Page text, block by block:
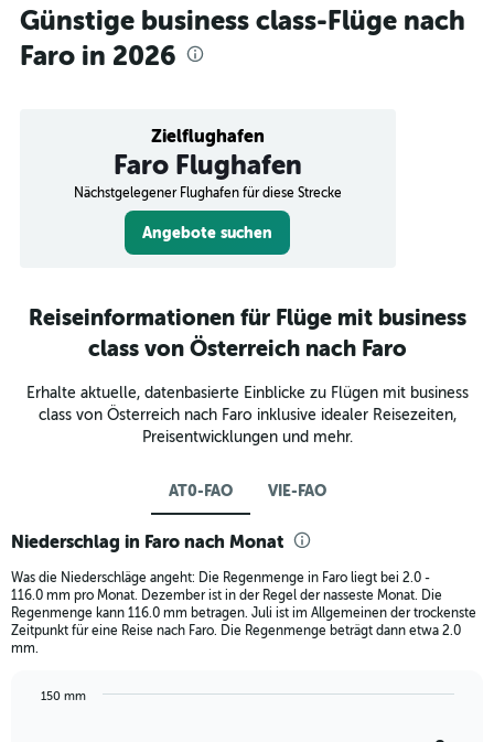
Günstige business class-Flüge nach
Faro in 2026
Zielflughafen
Faro Flughafen
Nächstgelegener Flughafen für diese Strecke
Angebote suchen
Reiseinformationen für Flüge mit business
class von Österreich nach Faro
Erhalte aktuelle, datenbasierte Einblicke zu Flügen mit business
class von Österreich nach Faro inklusive idealer Reisezeiten,
Preisentwicklungen und mehr.
AT0-FAO VIE-FAO
Niederschlag in Faro nach Monat
Was die Niederschläge angeht: Die Regenmenge in Faro liegt bei 2.0 -
116.0 mm pro Monat. Dezember ist in der Regel der nasseste Monat. Die
Regenmenge kann 116.0 mm betragen. Juli ist im Allgemeinen der trockenste
Zeitpunkt für eine Reise nach Faro. Die Regenmenge beträgt dann etwa 2.0
mm.
150 mm